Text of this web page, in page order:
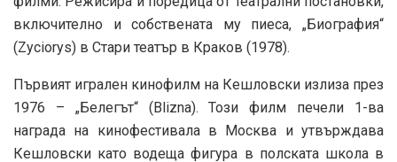
включително и собствената му пиеса, „Биография“
(Zyciorys) в Стари театър в Краков (1978).
Първият игрален кинофилм на Кешловски излиза през
1976 – „Белегът“ (Blizna). Този филм печели 1-ва
награда на кинофестивала в Москва и утвърждава
Кешловски като водеща фигура в полската школа в